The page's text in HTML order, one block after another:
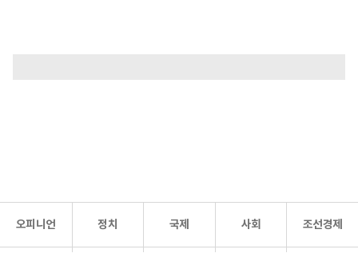
오피니언 정치 국제 사회 조선경제